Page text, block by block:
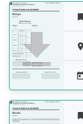



